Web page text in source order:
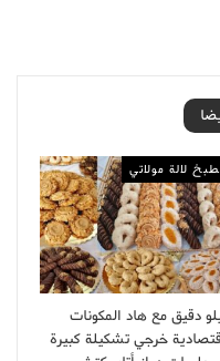
لالة مولاتي
دقيق مع هاد المكونات
خرجي تشكيلة كبيرة